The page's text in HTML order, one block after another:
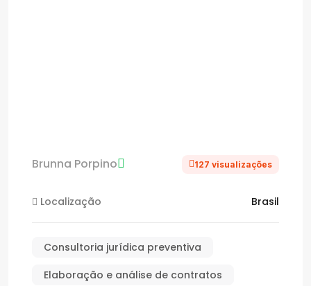
Brunna Porpino 127 visualizações
Localização Brasil
Consultoria jurídica preventiva
Elaboração e análise de contratos